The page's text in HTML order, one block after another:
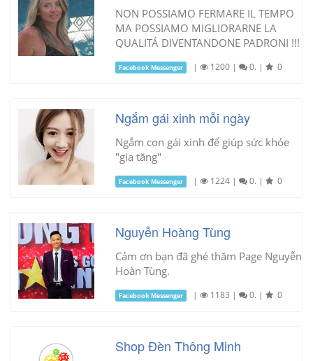
NON POSSIAMO FERMARE IL TEMPO
MA POSSIAMO MIGLIORARNE LA
QUALITÁ DIVENTANDONE PADRONI !!!
Facebook Messenger | 1200 | 0. | 0
Ngắm gái xinh mỗi ngày
Ngắm con gái xinh để giúp sức khỏe
"gia tăng"
Facebook Messenger | 1224 | 0. | 0
Nguyễn Hoàng Tùng
Cảm ơn bạn đã ghé thăm Page Nguyễn
Hoàn Tùng.
Facebook Messenger | 1183 | 0. | 0
Shop Đèn Thông Minh